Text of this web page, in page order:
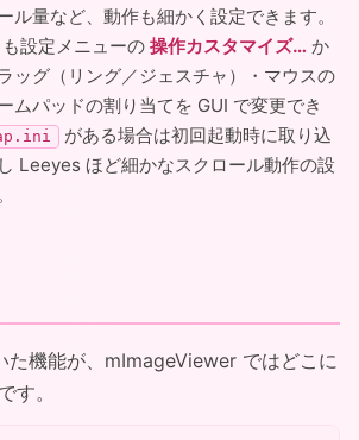
ル量など、動作も細かく設定できます。
設定メニューの操作カスタマイズ… か
ッグ（リング／ジェスチャ）・マウスの
ムパッドの割り当てを GUI で変更でき
がある場合は初回起動時に取り込
Leeyes ほど細かなスクロール動作の設
た機能が、mImageViewer ではどこに
す。